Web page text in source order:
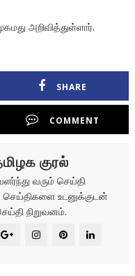
அறிவித்துள்ளார்.
SHARE
COMMENT
குரல்
வரும் செய்தி
உடனுக்குடன்
நிறுவனம்.